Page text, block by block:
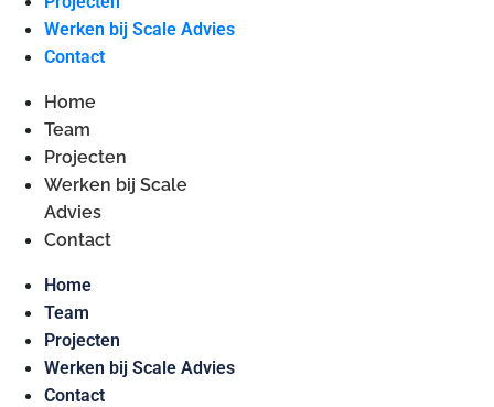
Werken bij Scale Advies
Contact
Home
Team
Projecten
Werken bij Scale
Advies
Contact
Home
Team
Projecten
Werken bij Scale Advies
Contact